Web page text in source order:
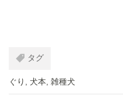
タグ
ぐり , 犬本, 雑種犬